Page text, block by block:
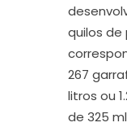
quilos de
267
litros ou
de 325